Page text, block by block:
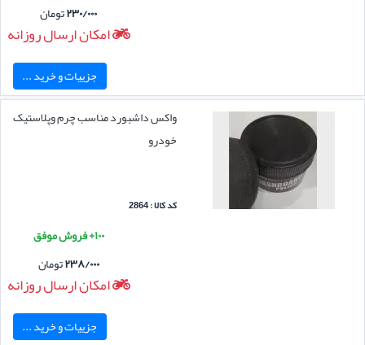
۲۳۰/۰۰۰تومان
امکان ارسال روزانه
جزییات و خرید ...
واکس داشبورد مناسب چرم وپلاستیک
خودرو
کد کالا : 2864
۱۰۰+ فروش موفق
۲۳۸/۰۰۰تومان
امکان ارسال روزانه
جزییات و خرید ...